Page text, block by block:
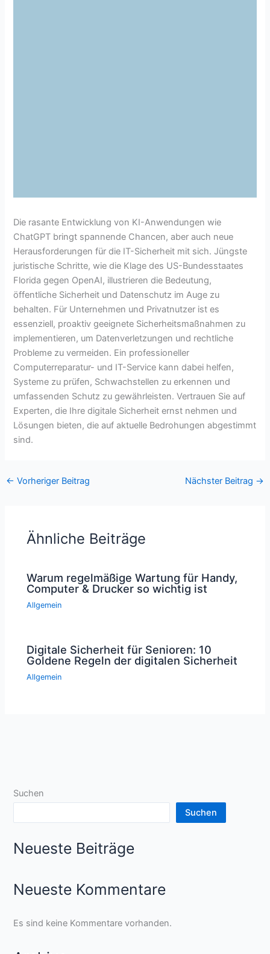
Die rasante Entwicklung von KI-Anwendungen wie
ChatGPT bringt spannende Chancen, aber auch neue
Herausforderungen für die IT-Sicherheit mit sich. Jüngste
juristische Schritte, wie die Klage des US-Bundesstaates
Florida gegen OpenAI, illustrieren die Bedeutung,
öffentliche Sicherheit und Datenschutz im Auge zu
behalten. Für Unternehmen und Privatnutzer ist es
essenziell, proaktiv geeignete Sicherheitsmaßnahmen zu
implementieren, um Datenverletzungen und rechtliche
Probleme zu vermeiden. Ein professioneller
Computerreparatur- und IT-Service kann dabei helfen,
Systeme zu prüfen, Schwachstellen zu erkennen und
umfassenden Schutz zu gewährleisten. Vertrauen Sie auf
Experten, die Ihre digitale Sicherheit ernst nehmen und
Lösungen bieten, die auf aktuelle Bedrohungen abgestimmt
sind.
← Vorheriger Beitrag Nächster Beitrag →
Ähnliche Beiträge
Warum regelmäßige Wartung für Handy,
Computer & Drucker so wichtig ist
Allgemein
Digitale Sicherheit für Senioren: 10
Goldene Regeln der digitalen Sicherheit
Allgemein
Suchen
Suchen
Neueste Beiträge
Neueste Kommentare
Es sind keine Kommentare vorhanden.